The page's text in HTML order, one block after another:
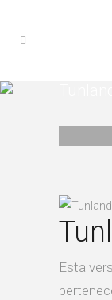
Esta